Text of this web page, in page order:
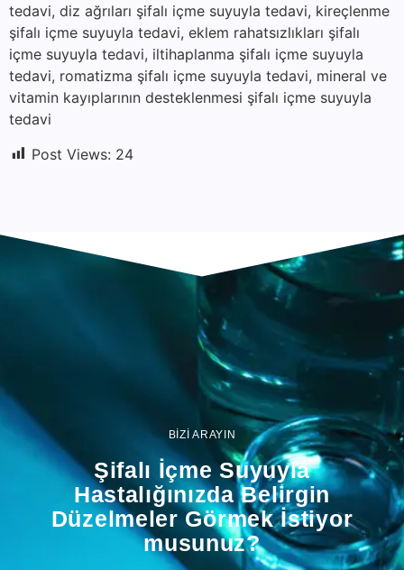
tedavi, diz ağrıları şifalı içme suyuyla tedavi, kireçlenme
şifalı içme suyuyla tedavi, eklem rahatsızlıkları şifalı
içme suyuyla tedavi, iltihaplanma şifalı içme suyuyla
tedavi, romatizma şifalı içme suyuyla tedavi, mineral ve
vitamin kayıplarının desteklenmesi şifalı içme suyuyla
tedavi
Post Views: 24
BİZİ ARAYIN
Şifalı İçme Suyuyla
Hastalığınızda Belirgin
Düzelmeler Görmek İstiyor
musunuz?